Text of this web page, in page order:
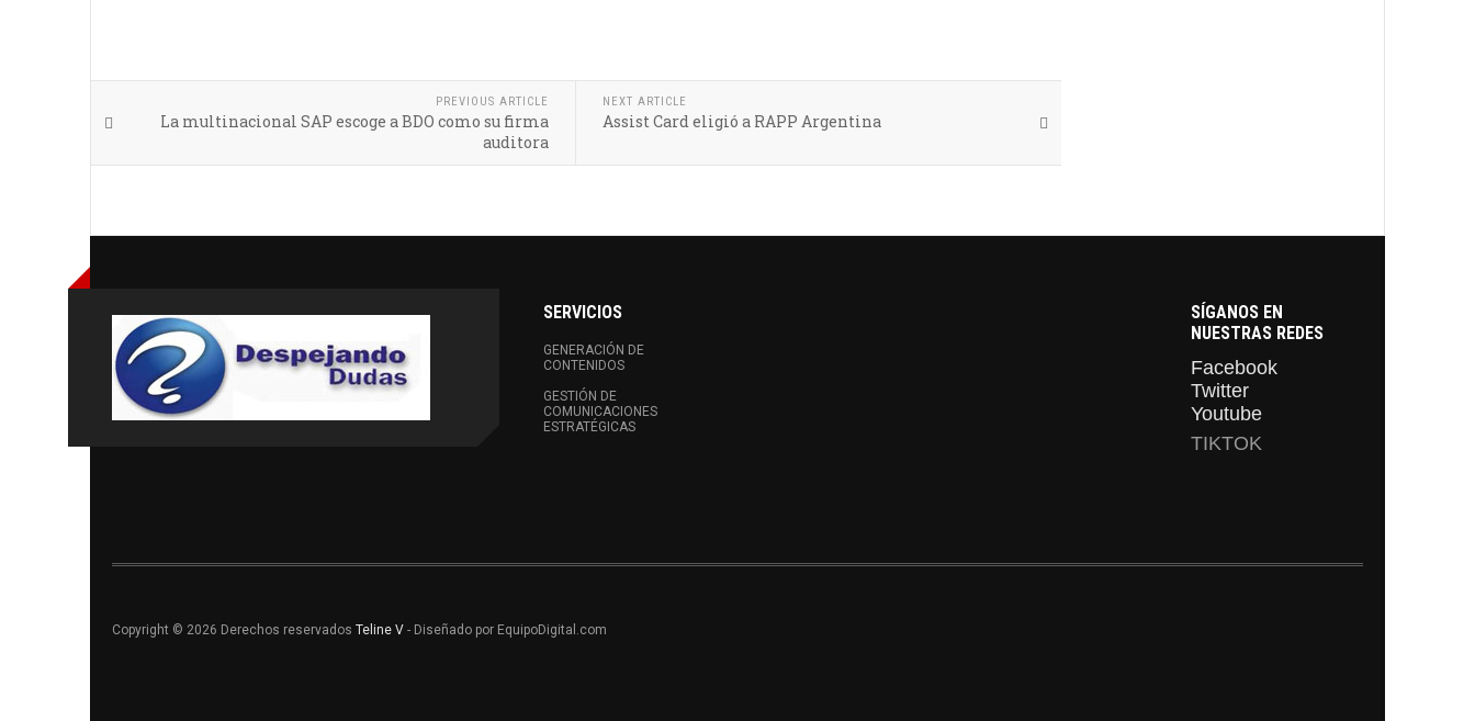
PREVIOUS ARTICLE
La multinacional SAP escoge a BDO como su firma
auditora
NEXT ARTICLE
Assist Card eligió a RAPP Argentina
SERVICIOS
GENERACIÓN DE
CONTENIDOS
GESTIÓN DE
COMUNICACIONES
ESTRATÉGICAS
SÍGANOS EN
NUESTRAS REDES
Facebook
Twitter
Youtube
TIKTOK
Copyright © 2026 Derechos reservados Teline V - Diseñado por EquipoDigital.com